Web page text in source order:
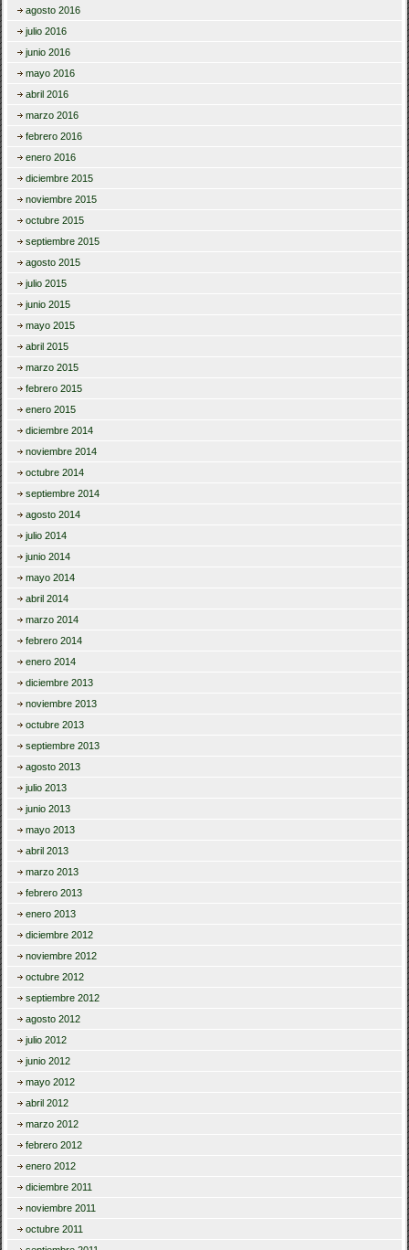
agosto 2016
julio 2016
junio 2016
mayo 2016
abril 2016
marzo 2016
febrero 2016
enero 2016
diciembre 2015
noviembre 2015
octubre 2015
septiembre 2015
agosto 2015
julio 2015
junio 2015
mayo 2015
abril 2015
marzo 2015
febrero 2015
enero 2015
diciembre 2014
noviembre 2014
octubre 2014
septiembre 2014
agosto 2014
julio 2014
junio 2014
mayo 2014
abril 2014
marzo 2014
febrero 2014
enero 2014
diciembre 2013
noviembre 2013
octubre 2013
septiembre 2013
agosto 2013
julio 2013
junio 2013
mayo 2013
abril 2013
marzo 2013
febrero 2013
enero 2013
diciembre 2012
noviembre 2012
octubre 2012
septiembre 2012
agosto 2012
julio 2012
junio 2012
mayo 2012
abril 2012
marzo 2012
febrero 2012
enero 2012
diciembre 2011
noviembre 2011
octubre 2011